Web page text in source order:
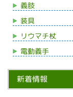
義肢
装具
リウマチ杖
電動義手
新着情報